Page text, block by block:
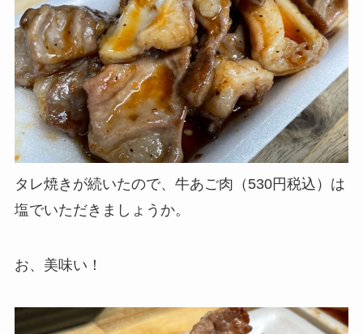
タレ焼きが続いたので、牛あご肉（530円税込）は
塩でいただきましょうか。
お、美味い！